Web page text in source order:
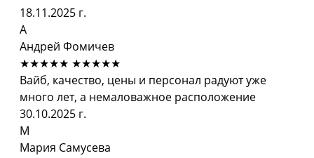
18.11.2025 г.
А
Андрей Фомичев
★★★★★ ★★★★★
Вайб, качество, цены и персонал радуют уже
много лет, а немаловажное расположение
30.10.2025 г.
М
Мария Самусева